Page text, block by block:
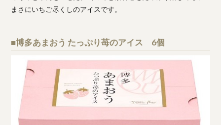
まさにいちご尽くしのアイスです。
■博多あまおう たっぷり苺のアイス 6個